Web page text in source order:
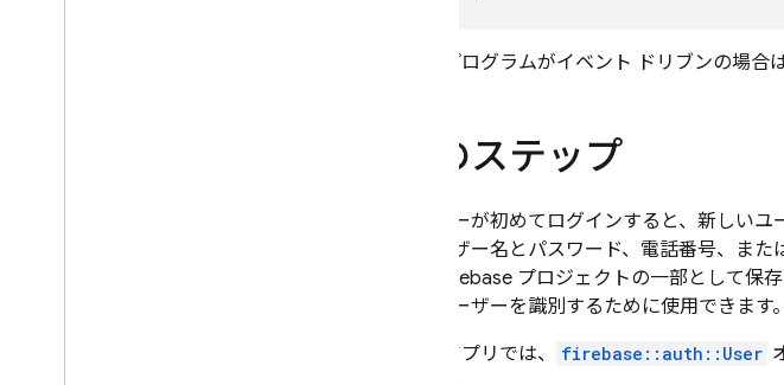
プログラムがイベント ドリブンの場合は
次のステップ
ユーザーが初めてログインすると、新しい
（ユーザー名とパスワード、電話番号、ま
トは Firebase プロジェクトの一部として保
リでユーザーを識別するために使用できます。
アプリでは、
firebase::auth::User